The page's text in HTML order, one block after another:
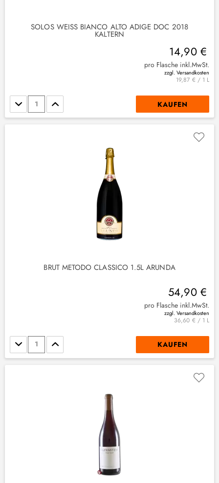
SOLOS WEISS BIANCO ALTO ADIGE DOC 2018
KALTERN
14,90 €
pro Flasche inkl.MwSt.
zzgl. Versandkosten
19,87 € / 1 L
Stückzahl KAUFEN
BRUT METODO CLASSICO 1.5L ARUNDA
54,90 €
pro Flasche inkl.MwSt.
zzgl. Versandkosten
36,60 € / 1 L
Stückzahl KAUFEN